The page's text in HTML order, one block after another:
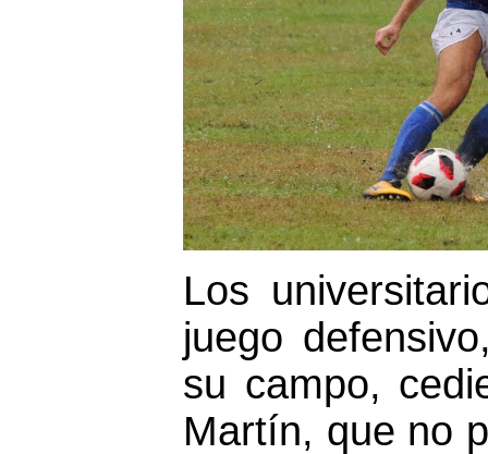
Los
juego
su campo,
Martín, que no